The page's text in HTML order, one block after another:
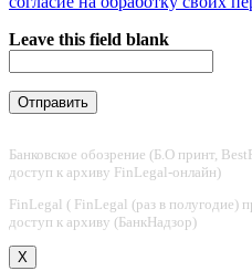
Leave this field blank
Банковское обозрение (Б.О принт,
доступ к архиву FinLegal-онлайн)
FinLegal ( FinLegal (раз в полугодие)
доступ к архиву (БанкНадзор)
X